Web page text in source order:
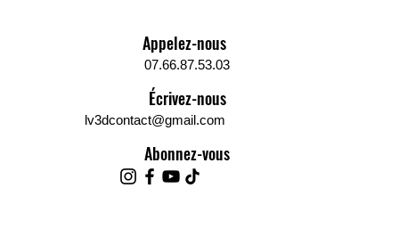
Appelez-nous
07.66.87.53.03
Écrivez-nous
lv3dcontact@gmail.com
Abonnez-vous